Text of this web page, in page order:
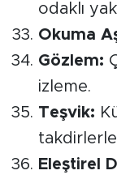
odaklı
Okuma
Gözlem:
izleme.
Teşvik:
Eleştirel